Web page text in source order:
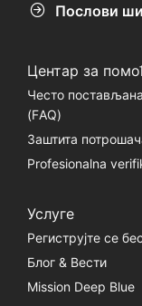
Послови
Центар за
Често
(FАQ)
Заштита
Profesionalna
Услуге
Региструјте се
Блог & Вести
Mission Deep Blue